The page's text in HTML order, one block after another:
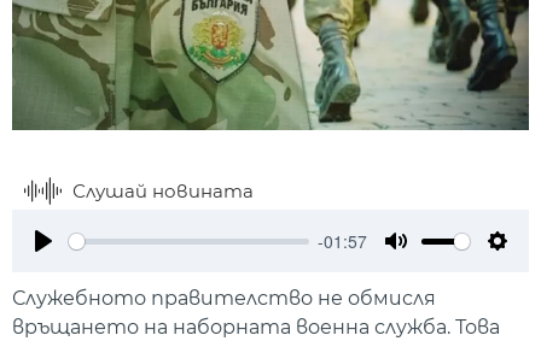
Слушай новината
-01:57
Служебното правителство не обмисля
връщането на наборната военна служба. Това